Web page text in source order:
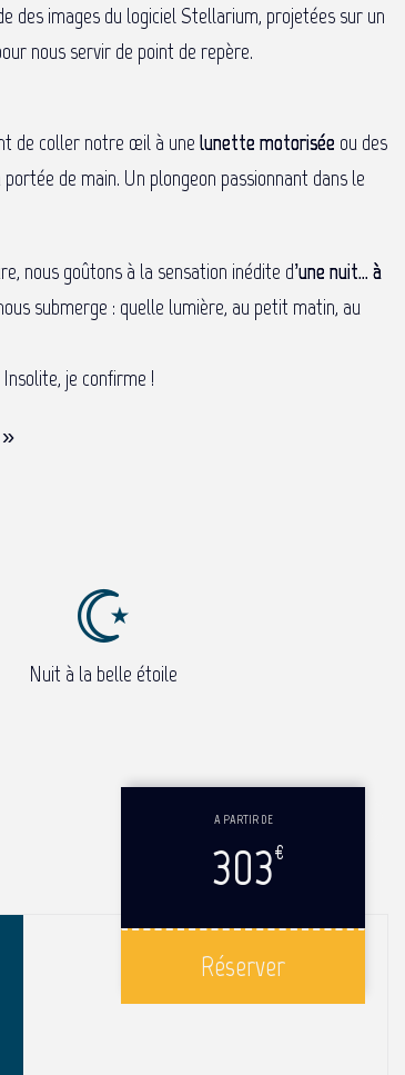
des images du logiciel Stellarium, projetées sur un
nous servir de point de repère.
de coller notre œil à une lunette motorisée ou des
de main. Un plongeon passionnant dans le
nous goûtons à la sensation inédite d’une nuit… à
submerge : quelle lumière, au petit matin, au
je confirme !
»
Nuit à la belle étoile
A PARTIR DE
303€
Réserver